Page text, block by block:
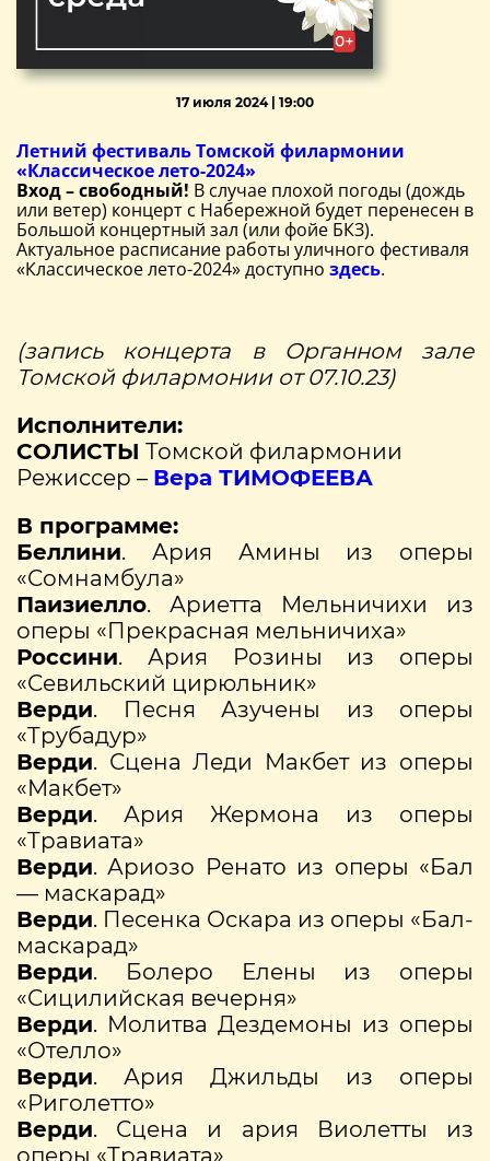
17 июля 2024 | 19:00
Летний фестиваль Томской филармонии
«Классическое лето-2024»
Вход – свободный! В случае плохой погоды (дождь
или ветер) концерт с Набережной будет перенесен в
Большой концертный зал (или фойе БКЗ).
Актуальное расписание работы уличного фестиваля
«Классическое лето-2024» доступно здесь.
(запись концерта в Органном зале
Томской филармонии от 07.10.23)
Исполнители:
СОЛИСТЫ Томской филармонии
Режиссер – Вера ТИМОФЕЕВА
В программе:
Беллини. Ария Амины из оперы
«Сомнамбула»
Паизиелло. Ариетта Мельничихи из
оперы «Прекрасная мельничиха»
Россини. Ария Розины из оперы
«Севильский цирюльник»
Верди. Песня Азучены из оперы
«Трубадур»
Верди. Сцена Леди Макбет из оперы
«Макбет»
Верди. Ария Жермона из оперы
«Травиата»
Верди. Ариозо Ренато из оперы «Бал
— маскарад»
Верди. Песенка Оскара из оперы «Бал-
маскарад»
Верди. Болеро Елены из оперы
«Сицилийская вечерня»
Верди. Молитва Дездемоны из оперы
«Отелло»
Верди. Ария Джильды из оперы
«Риголетто»
Верди. Сцена и ария Виолетты из
оперы «Травиата»